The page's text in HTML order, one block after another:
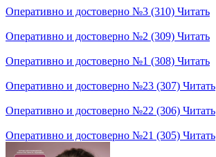
Оперативно и достоверно №3 (310) Читать
Оперативно и достоверно №2 (309) Читать
Оперативно и достоверно №1 (308) Читать
Оперативно и достоверно №23 (307) Читать
Оперативно и достоверно №22 (306) Читать
Оперативно и достоверно №21 (305) Читать